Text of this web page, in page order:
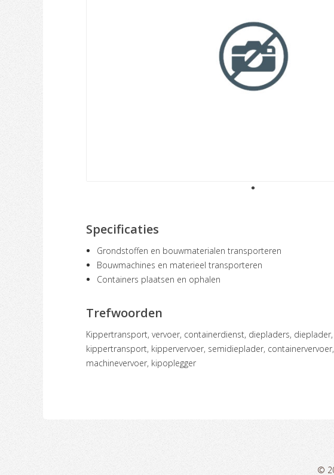
Specificaties
Grondstoffen en bouwmaterialen transporteren
Bouwmachines en materieel transporteren
Containers plaatsen en ophalen
Trefwoorden
kippertransport, vervoer, containerdienst, diepladers, dieplader, vervoer,
kippertransport, kippervervoer, semidieplader,
machinevervoer, kipoplegger
©